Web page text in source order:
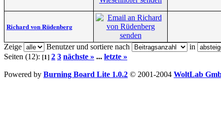
Richard von Rüdenberg
Zeige Benutzer und sortiere nach
in
Seiten (12): [1] 2 3 nächste » ... letzte »
Powered by Burning Board Lite 1.0.2 © 2001-2004 WoltLab